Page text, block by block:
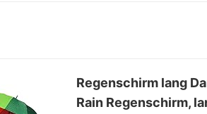
Regenschirm lang
Rain Regenschirm,